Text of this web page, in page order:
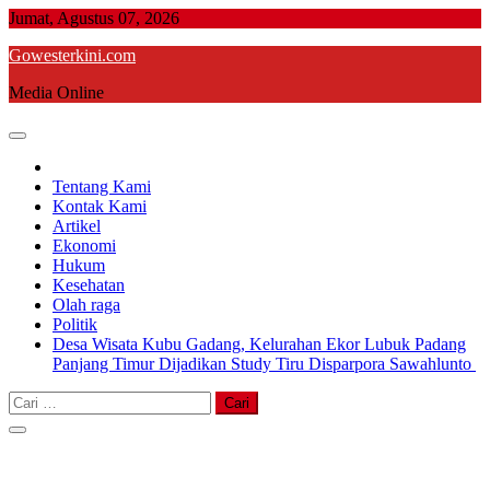
Skip
content
Jumat, Agustus 07, 2026
Gowesterkini.com
Media Online
Tentang Kami
Kontak Kami
Artikel
Ekonomi
Hukum
Kesehatan
Olah raga
Politik
Desa Wisata Kubu Gadang, Kelurahan Ekor Lubuk Padang
Panjang Timur Dijadikan Study Tiru Disparpora Sawahlunto
Cari
untuk: